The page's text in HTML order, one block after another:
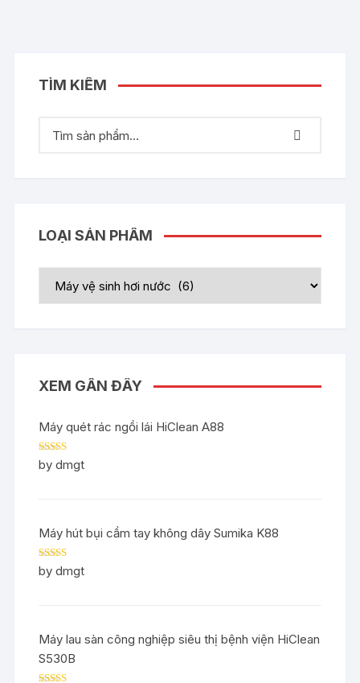
TÌM KIẾM
LOẠI SẢN PHẨM
XEM GẦN ĐÂY
Máy quét rác ngồi lái HiClean A88
Rated5out
of 5
by dmgt
Máy hút bụi cầm tay không dây Sumika K88
Rated5out
of 5
by dmgt
Máy lau sàn công nghiệp siêu thị bệnh viện HiClean
S530B